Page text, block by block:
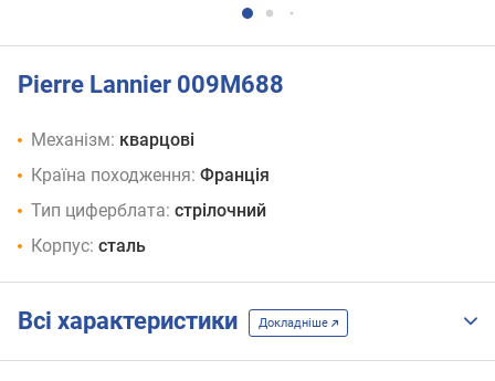
Pierre Lannier 009M688
Механізм: кварцові
Країна походження: Франція
Тип циферблата: стрілочний
Корпус: сталь
Всі характеристики Докладніше